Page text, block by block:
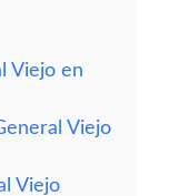
Viejo en
Viejo
Viejo